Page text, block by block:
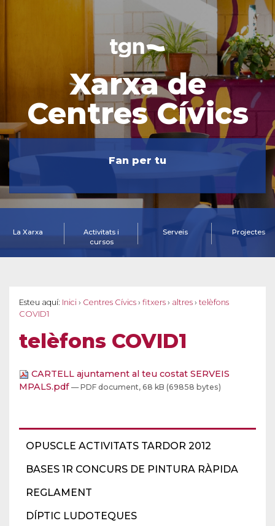
Xarxa de
Centres Cívics
Fan per tu
La Xarxa
Activitats i
cursos
Serveis Projectes
Esteu aquí: Inici › Centres Cívics › fitxers › altres › telèfons
COVID1
telèfons COVID1
OPUSCLE ACTIVITATS TARDOR 2012
BASES 1R CONCURS DE PINTURA RÀPIDA
REGLAMENT
DÍPTIC LUDOTEQUES
CARTELL ajuntament al teu costat SERVEIS
MPALS.pdf — PDF document, 68 kB (69858 bytes)